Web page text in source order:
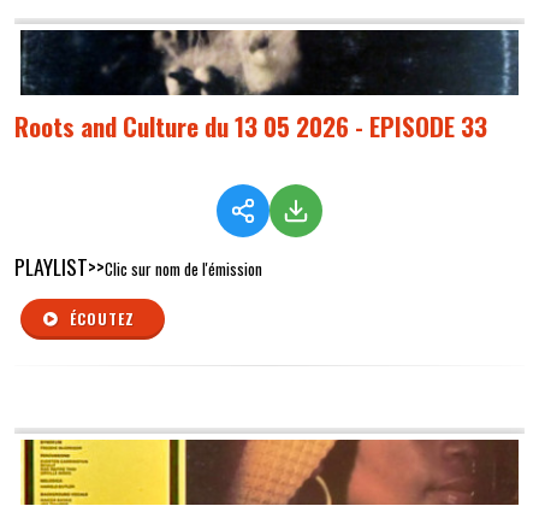
Roots and Culture du 13 05 2026 - EPISODE 33
PLAYLIST>>Clic sur nom de l'émission
ÉCOUTEZ